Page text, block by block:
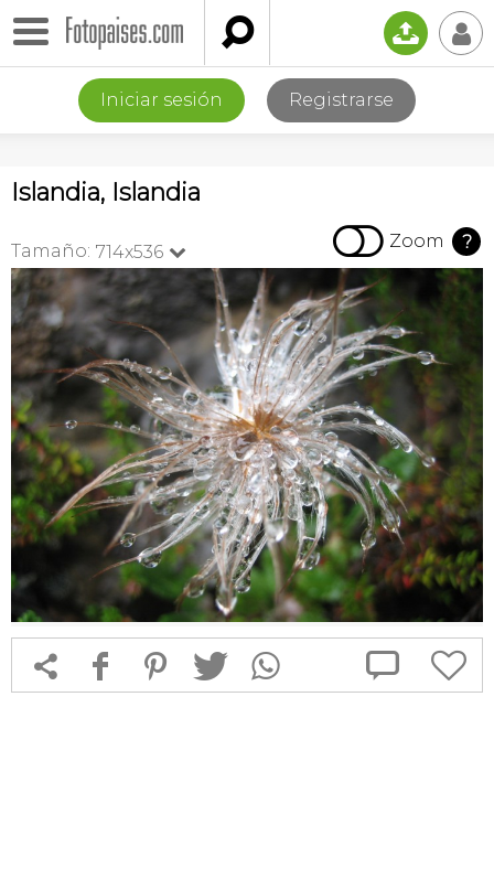
 📤 👤
Iniciar sesión Registrarse
Islandia, Islandia
Tamaño: 714x536   Zoom ?
 f 1 T  